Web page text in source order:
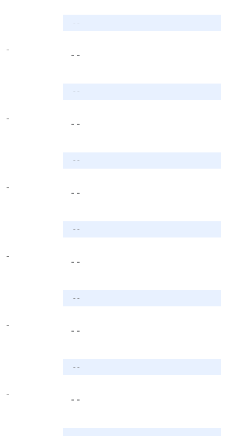
- -
-
- -
- -
-
- -
- -
-
- -
- -
-
- -
- -
-
- -
- -
-
- -